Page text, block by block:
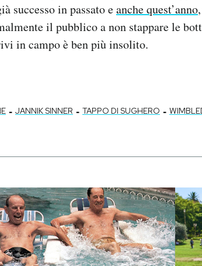
successo in passato eanche quest’anno
il pubblico a non stappare le
in campo è ben più insolito.
- JANNIK SINNER - TAPPO DI SUGHERO -